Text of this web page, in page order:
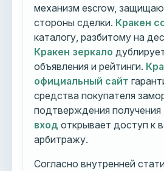
механизм escrow,
стороны сделки. Кракен
каталогу, разбитому на
Кракен зеркало
объявления и рейтинги.
официальный сайт
средства покупателя
подтверждения получения
вход открывает доступ к
арбитражу.
Согласно внутренней